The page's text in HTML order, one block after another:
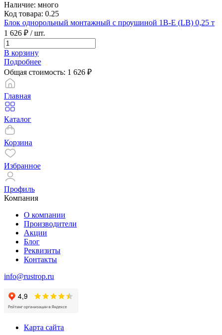
Наличие: много
Код товара: 0.25
Блок однорольный монтажный с проушиной 1B-E (LB) 0,25 т
1 626 ₽ / шт.
В корзину
Подробнее
Общая стоимость: 1 626 ₽
Главная
Каталог
Корзина
Избранное
Профиль
Компания
О компании
Производители
Акции
Блог
Реквизиты
Контакты
info@rustrop.ru
Карта сайта